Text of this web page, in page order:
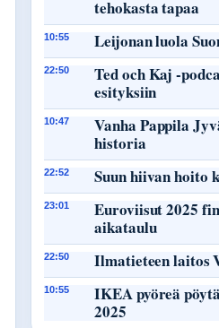
tehokasta tapaa
10:55 Leijonan luola
22:50
Ted och Kaj -
esityksiin
10:47
Vanha Pappila
historia
22:52 Suun hiivan hoito
23:01
Euroviisut 2025
aikataulu
22:50 Ilmatieteen laitos
10:55
IKEA pyöreä
2025